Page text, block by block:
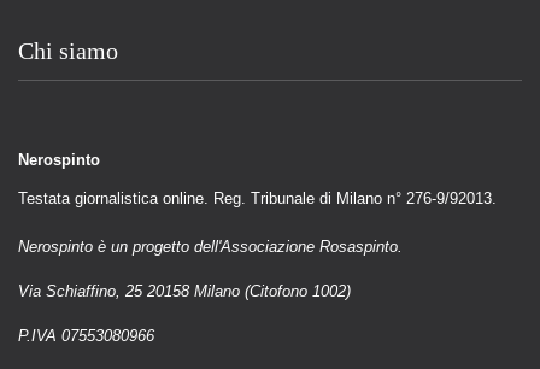
Chi siamo
Nerospinto
Testata giornalistica online. Reg. Tribunale di Milano n° 276-9/92013.
Nerospinto è un progetto dell'Associazione Rosaspinto.
Via Schiaffino, 25 20158 Milano (Citofono 1002)
P.IVA 07553080966